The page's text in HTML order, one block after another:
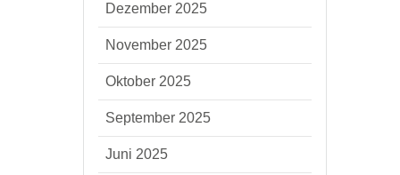
Dezember 2025
November 2025
Oktober 2025
September 2025
Juni 2025